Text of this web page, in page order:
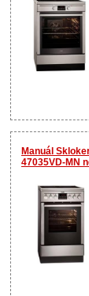
Manuál
47035VD-MN